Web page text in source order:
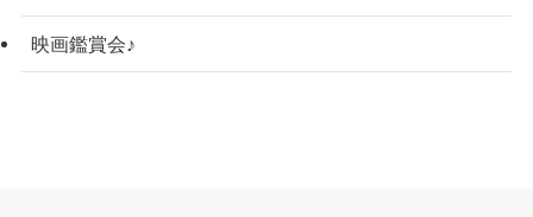
映画鑑賞会♪